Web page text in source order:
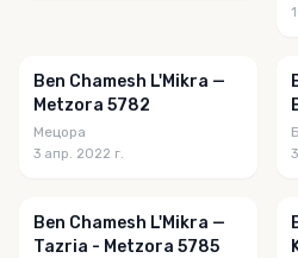
Ben Chamesh L'Mikra —
Metzora 5782
Мецора
3 апр. 2022 г.
Ben Chamesh L'Mikra —
Tazria - Metzora 5785